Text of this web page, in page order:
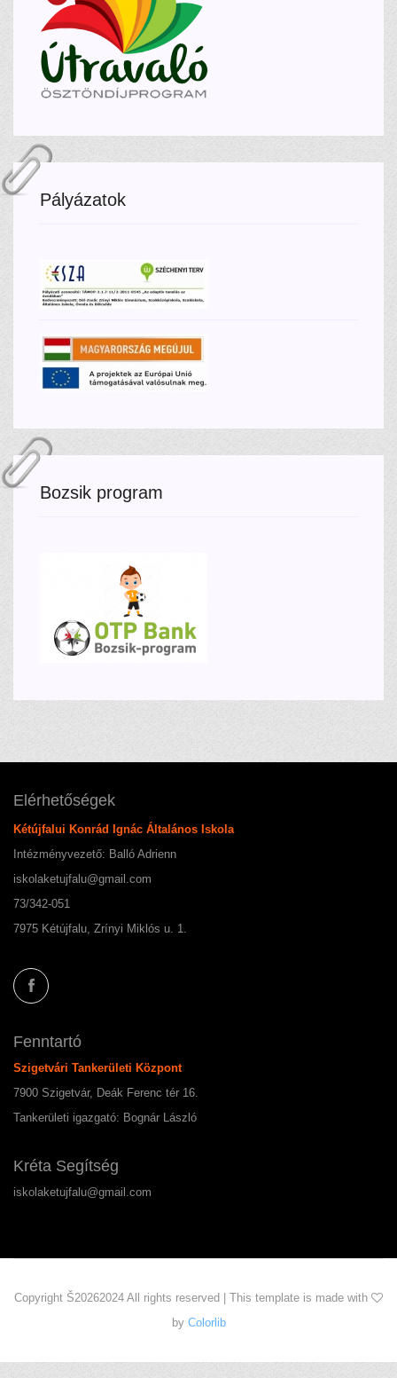
Pályázatok
Bozsik program
Elérhetőségek
Kétújfalui Konrád Ignác Általános Iskola
Intézményvezető: Balló Adrienn
iskolaketujfalu@gmail.com
73/342-051
7975 Kétújfalu, Zrínyi Miklós u. 1.
Fenntartó
Szigetvári Tankerületi Központ
7900 Szigetvár, Deák Ferenc tér 16.
Tankerületi igazgató: Bognár László
Kréta Segítség
iskolaketujfalu@gmail.com
Copyright Š20262024 All rights reserved | This template is made with
by Colorlib